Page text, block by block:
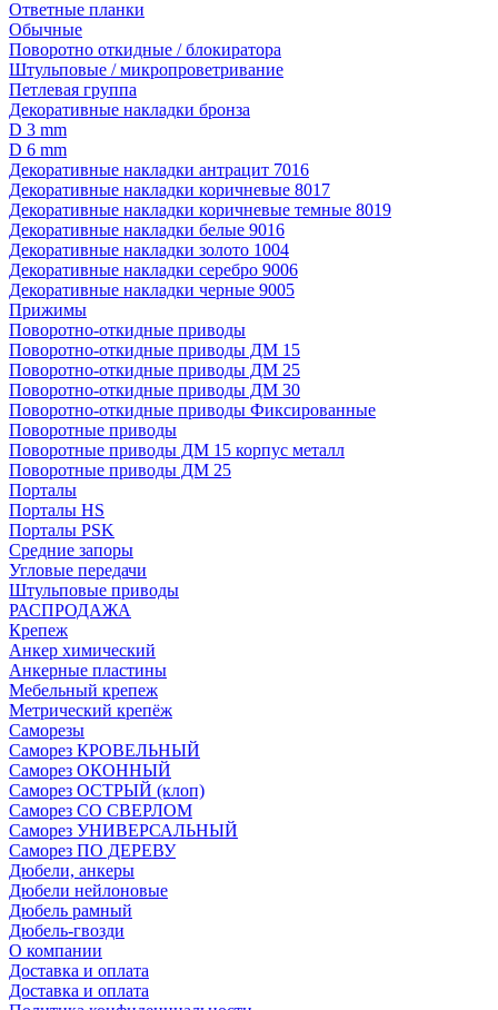
Ответные планки
Обычные
Поворотно откидные / блокиратора
Штульповые / микропроветривание
Петлевая группа
Декоративные накладки бронза
D 3 mm
D 6 mm
Декоративные накладки антрацит 7016
Декоративные накладки коричневые 8017
Декоративные накладки коричневые темные 8019
Декоративные накладки белые 9016
Декоративные накладки золото 1004
Декоративные накладки серебро 9006
Декоративные накладки черные 9005
Прижимы
Поворотно-откидные приводы
Поворотно-откидные приводы ДМ 15
Поворотно-откидные приводы ДМ 25
Поворотно-откидные приводы ДМ 30
Поворотно-откидные приводы Фиксированные
Поворотные приводы
Поворотные приводы ДМ 15 корпус металл
Поворотные приводы ДМ 25
Порталы
Порталы HS
Порталы PSK
Средние запоры
Угловые передачи
Штульповые приводы
РАСПРОДАЖА
Крепеж
Анкер химический
Анкерные пластины
Мебельный крепеж
Метрический крепёж
Саморезы
Саморез КРОВЕЛЬНЫЙ
Саморез ОКОННЫЙ
Саморез ОСТРЫЙ (клоп)
Саморез СО СВЕРЛОМ
Саморез УНИВЕРСАЛЬНЫЙ
Саморез ПО ДЕРЕВУ
Дюбели, анкеры
Дюбели нейлоновые
Дюбель рамный
Дюбель-гвозди
О компании
Доставка и оплата
Доставка и оплата